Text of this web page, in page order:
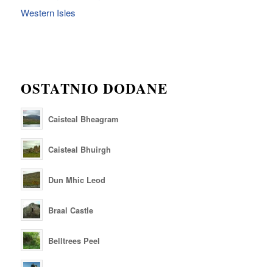
Western Isles
OSTATNIO DODANE
Caisteal Bheagram
Caisteal Bhuirgh
Dun Mhic Leod
Braal Castle
Belltrees Peel